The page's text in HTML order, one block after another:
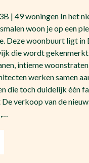
| 49 woningen In het
woon je op een
Deze woonbuurt ligt in
die wordt
intieme
werken samen
die toch duidelijk één
verkoop van de